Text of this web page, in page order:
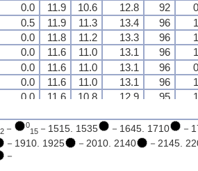
0.0 11.9 10.6 12.8 92
0.5 11.9 11.3 13.4 96
0.0 11.8 11.2 13.3 96
0.0 11.6 11.0 13.1 96
0.0 11.6 11.0 13.1 96
0.0 11.6 11.0 13.1 96
0.0 11.6 10.8 12.9 95
0.0 11.6 11.1 13.2 97
0.0 11.7 11.2 13.3 97
0.0 11.9 10.6 12.8 92
0.5 11.9 11.3 13.4 96
0.0 11.8 11.2 13.3 96
0.0 11.6 11.0 13.1 96
0.0 11.6 11.0 13.1 96
0.0 11.6 11.0 13.1 96
0.0 11.6 10.8 12.9 95
0.0 11.6 11.1 13.2 97
0.0 11.7 11.2 13.3 97
0.0 11.9 10.6 12.8 92
0.5 11.9 11.3 13.4 96
0.0 11.8 11.2 13.3 96
0.0 11.6 11.0 13.1 96
0.0 11.6 11.0 13.1 96
0.0 11.6 11.0 13.1 96
0.0 11.6 10.8 12.9 95
0.0 11.6 11.1 13.2 97
0.0 11.7 11.2 13.3 97
0.0 11.9 10.6 12.8 92
0.5 11.9 11.3 13.4 96
0.0 11.8 11.2 13.3 96
0.0 11.6 11.0 13.1 96
0.0 11.6 11.0 13.1 96
0.0 11.6 11.0 13.1 96
0.0 11.6 10.8 12.9 95
0.0 11.6 11.1 13.2 97
0.0 11.7 11.2 13.3 97
－ 0
15－1515. 1535 －1645. 1710
－
－1910. 1925 －2010. 2140
－2145.
－